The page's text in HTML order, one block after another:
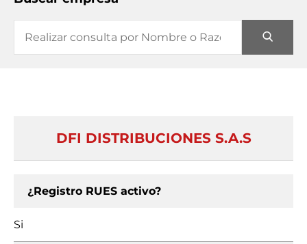
DFI DISTRIBUCIONES S.A.S
¿Registro RUES activo?
Si